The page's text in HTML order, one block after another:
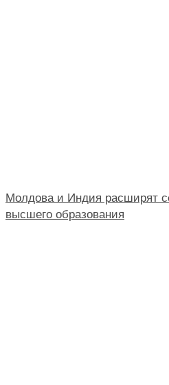
Молдова и Индия расширят
высшего образования